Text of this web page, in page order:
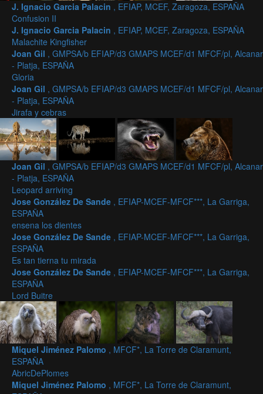
J. Ignacio Garcia Palacin , EFIAP, MCEF, Zaragoza, ESPAÑA
Confusion II
J. Ignacio Garcia Palacin , EFIAP, MCEF, Zaragoza, ESPAÑA
Malachite Kingfisher
Joan Gil , GMPSA/b EFIAP/d3 GMAPS MCEF/d1 MFCF/pl, Alcanar
- Platja, ESPAÑA
Gloria
Joan Gil , GMPSA/b EFIAP/d3 GMAPS MCEF/d1 MFCF/pl, Alcanar
- Platja, ESPAÑA
Jirafa y cebras
Joan Gil , GMPSA/b EFIAP/d3 GMAPS MCEF/d1 MFCF/pl, Alcanar
- Platja, ESPAÑA
Leopard arriving
Jose González De Sande , EFIAP-MCEF-MFCF***, La Garriga,
ESPAÑA
ensena los dientes
Jose González De Sande , EFIAP-MCEF-MFCF***, La Garriga,
ESPAÑA
Es tan tierna tu mirada
Jose González De Sande , EFIAP-MCEF-MFCF***, La Garriga,
ESPAÑA
Lord Buitre
Miquel Jiménez Palomo , MFCF*, La Torre de Claramunt,
ESPAÑA
AbricDePlomes
Miquel Jiménez Palomo , MFCF*, La Torre de Claramunt,